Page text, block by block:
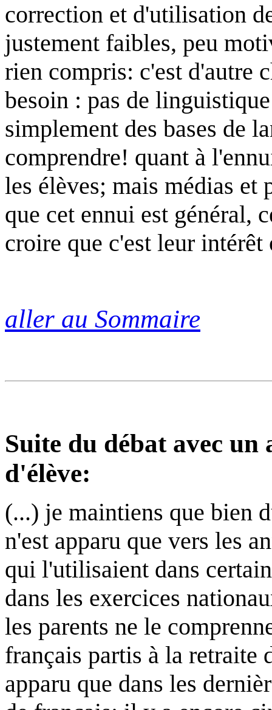
correction et d'utilisation
justement faibles, peu
rien compris: c'est d'autre
besoin : pas de
simplement des bases de
comprendre! quant à
les élèves; mais médias et
que cet ennui est général,
croire que c'est leur
aller au Sommaire
Suite du débat avec
d'élève:
(...) je maintiens que bien
n'est apparu que vers les
qui l'utilisaient dans
dans les exercices
les parents ne le
français partis à la retraite
apparu que dans les